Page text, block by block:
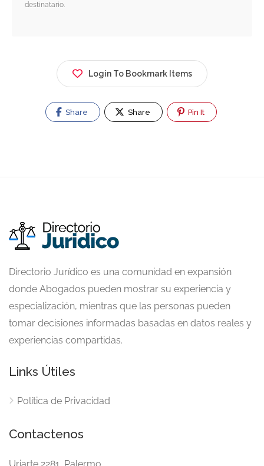
destinatario.
Login To Bookmark Items
Share Share Pin It
Directorio Jurídico es una comunidad en expansión
donde Abogados pueden mostrar su experiencia y
especialización, mientras que las personas pueden
tomar decisiones informadas basadas en datos reales y
experiencias compartidas.
Links Útiles
Política de Privacidad
Contactenos